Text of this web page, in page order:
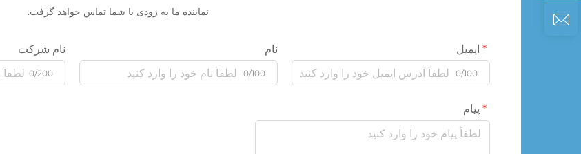
نماینده ما به زودی با شما تماس خواهد گرفت.
ایمیل
0/100
نام
0/100
نام شرکت
0/200
پیام